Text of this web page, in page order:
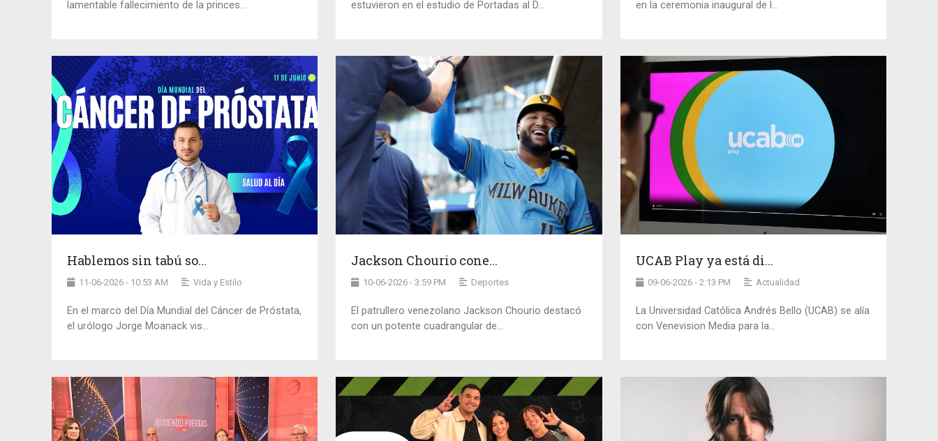
lamentable fallecimiento de la princes...
estuvieron en el estudio de Portadas al D...
en la ceremonia inaugural de l...
Hablemos sin tabú so...
11-06-2026 - 10:53 AM Vida y Estilo
En el marco del Día Mundial del Cáncer de Próstata,
el urólogo Jorge Moanack vis...
Jackson Chourio cone...
10-06-2026 - 3:59 PM Deportes
El patrullero venezolano Jackson Chourio destacó
con un potente cuadrangular de...
UCAB Play ya está di...
09-06-2026 - 2:13 PM Actualidad
La Universidad Católica Andrés Bello (UCAB) se alía
con Venevision Media para la...